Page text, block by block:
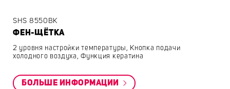
SHS 8550BK
ФЕН-ЩЁТКА
2 уровня настройки температуры, Кнопка подачи
холодного воздуха, Функция кератина
БОЛЬШЕ ИНФОРМАЦИИ